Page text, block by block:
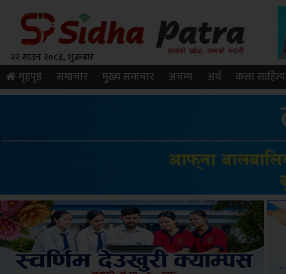
२२ साउन २०८३, शुक्रबार
गृहपृष्ठ समाचार मुख्य समाचार अचम्म अर्थ कला साहित्य